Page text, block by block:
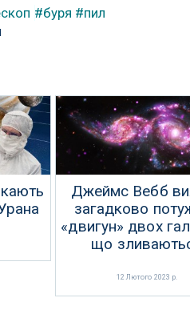
#буря #пил
Джеймс Вебб
загадково
«двигун» двох
що
12 Лютого 2023 р.